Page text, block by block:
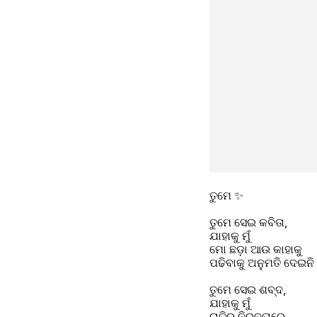
ତୁମେ ✨
ତୁମେ ସେଇ କବିତା,
ଯାହାକୁ ମୁଁ
ମୋ ଛଡ଼ା ଆଉ କାହାକୁ
ପଢିବାକୁ ଅନୁମତି
ତୁମେ ସେଇ ଶବ୍ଦ,
ଯାହାକୁ ମୁଁ